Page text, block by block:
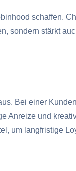
schaffen.
sondern stärkt
Bei einer
Anreize und
um langfristige